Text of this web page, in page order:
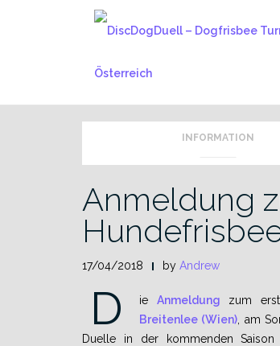
INFORMATION
Anmeldung
17/04/2018 by Andrew
D ie Anmeldung zum
Breitenlee (Wien) , am
Duelle in der kommenden